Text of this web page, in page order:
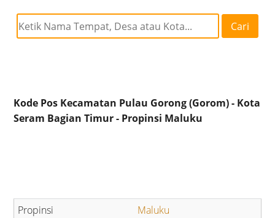
Cari
Kode Pos Kecamatan Pulau Gorong (Gorom) - Kota
Seram Bagian Timur - Propinsi Maluku
Maluku